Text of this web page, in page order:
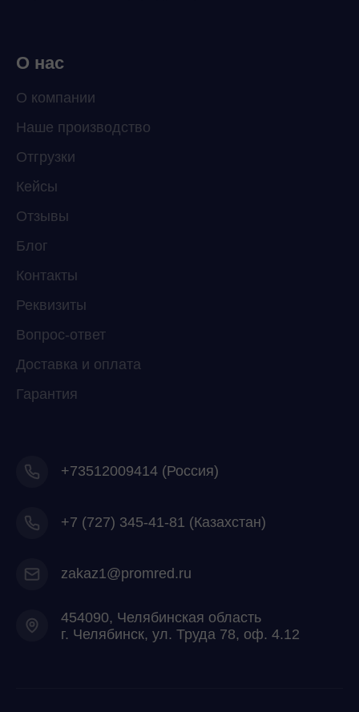
О нас
О компании
Наше производство
Отгрузки
Кейсы
Отзывы
Блог
Контакты
Реквизиты
Вопрос-ответ
Доставка и оплата
Гарантия
+73512009414 (Россия)
+7 (727) 345-41-81 (Казахстан)
zakaz1@promred.ru
454090, Челябинская область
г. Челябинск, ул. Труда 78, оф. 4.12
Мессенджеры
Свяжитесь с нами через любой удобный
Telegram